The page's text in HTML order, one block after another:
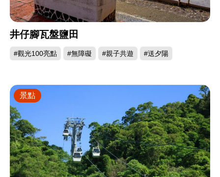
井仔腳瓦盤鹽田
#觀光100亮點 #無障礙 #親子共遊 #送夕陽
景點